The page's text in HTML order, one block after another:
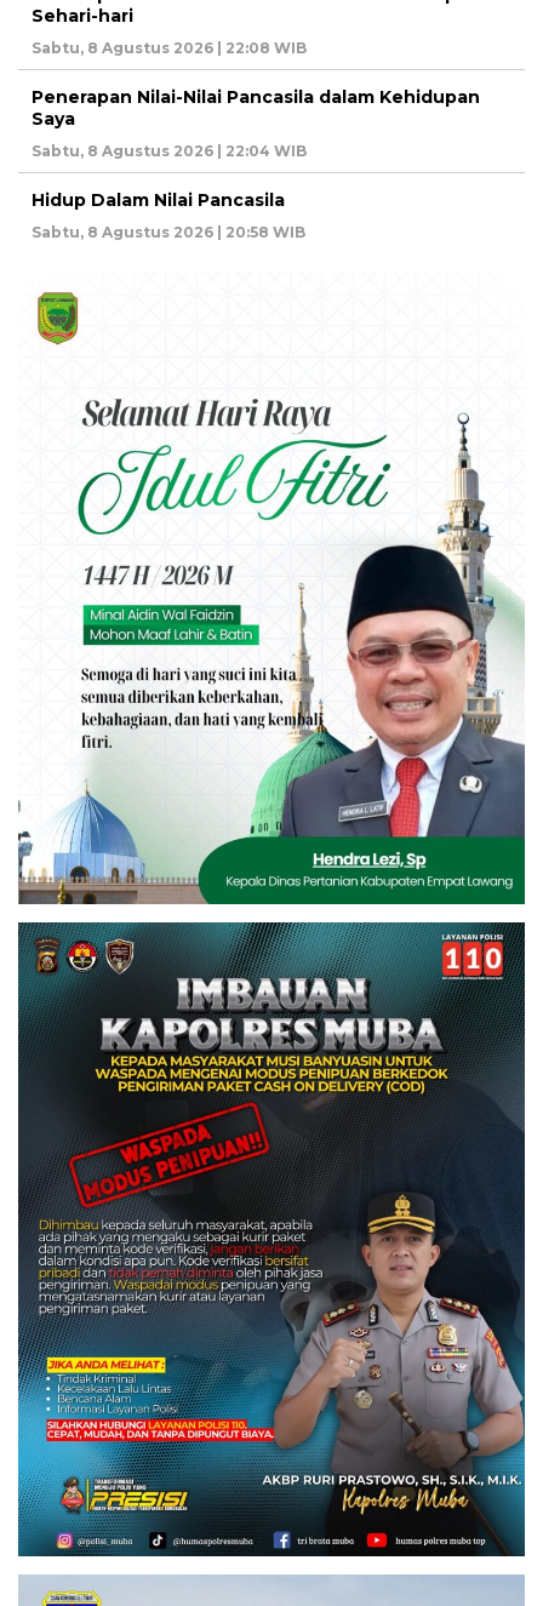
Sehari-hari
Sabtu, 8 Agustus 2026 | 22:08 WIB
Penerapan Nilai-Nilai Pancasila dalam Kehidupan
Saya
Sabtu, 8 Agustus 2026 | 22:04 WIB
Hidup Dalam Nilai Pancasila
Sabtu, 8 Agustus 2026 | 20:58 WIB